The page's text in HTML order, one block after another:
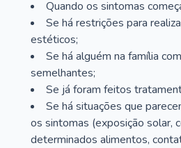
Quando os sintomas
Se há restrições para
estéticos;
Se há alguém na família
semelhantes;
Se já foram feitos
Se há situações que
os sintomas (exposição solar,
determinados alimentos,